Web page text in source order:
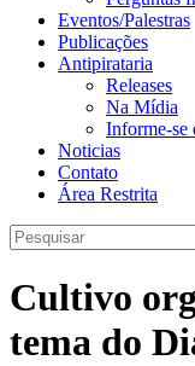
Eventos/Palestras
Publicações
Antipirataria
Releases
Na Mídia
Informe-se
Noticias
Contato
Área Restrita
Cultivo
tema do